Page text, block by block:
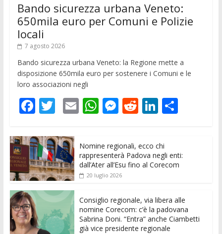
Bando sicurezza urbana Veneto:
650mila euro per Comuni e Polizie
locali
7 agosto 2026
Bando sicurezza urbana Veneto: la Regione mette a
disposizione 650mila euro per sostenere i Comuni e le
loro associazioni negli
F
e
b
o
o
k
T
itt
er
E
l
W
s
A
p
p
M
ss
e
n
er
R
di
t
Li
k
e
dI
C
di
vi
Nomine regionali, ecco chi
rappresenterà Padova negli enti:
dall’Ater all’Esu fino al Corecom
20 luglio 2026
Consiglio regionale, via libera alle
nomine Corecom: c’è la padovana
Sabrina Doni. “Entra” anche Ciambetti
già vice presidente regionale